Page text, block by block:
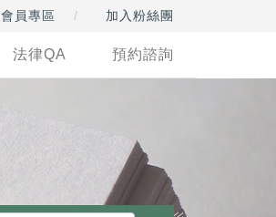
會員專區 加入粉絲團
法律QA 預約諮詢